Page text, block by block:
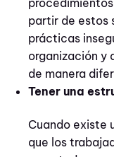
partir de estos
prácticas
organización y
de manera
Tener una
Cuando existe
que los